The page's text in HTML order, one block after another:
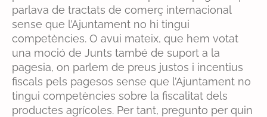
parlava de tractats de comerç internacional
sense que l’Ajuntament no hi tingui
competències. O avui mateix, que hem votat
una moció de Junts també de suport a la
pagesia, on parlem de preus justos i incentius
fiscals pels pagesos sense que l’Ajuntament no
tingui competències sobre la fiscalitat dels
productes agrícoles. Per tant, pregunto per quin